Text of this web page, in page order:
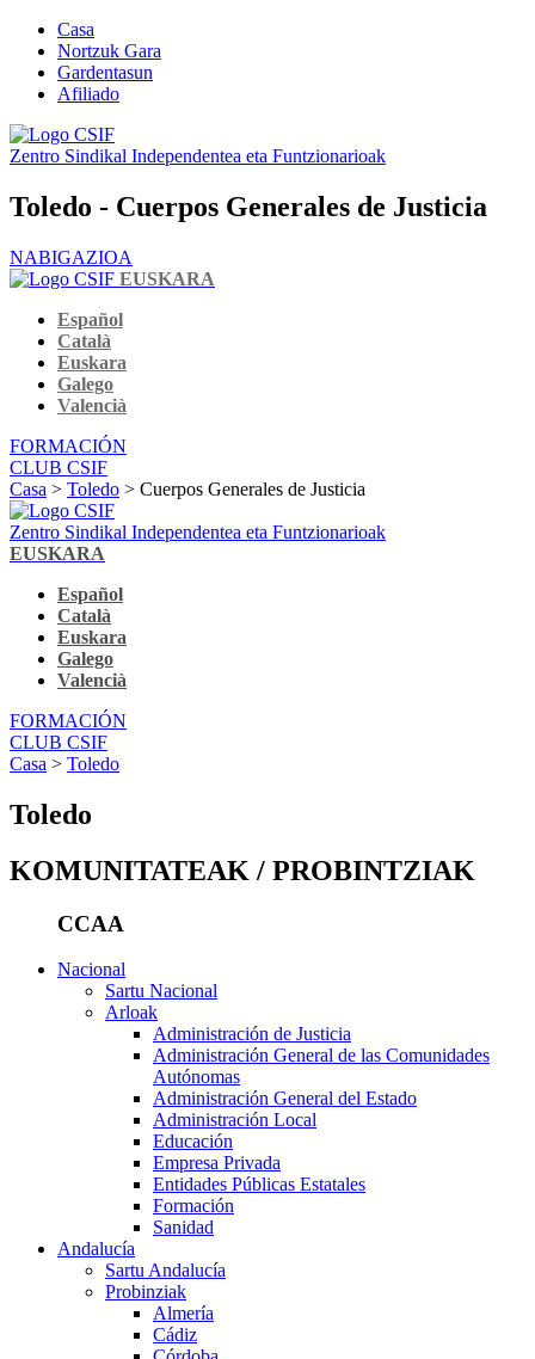
Casa
Nortzuk Gara
Gardentasun
Afiliado
Zentro Sindikal Independentea eta Funtzionarioak
Toledo - Cuerpos Generales de Justicia
NABIGAZIOA
EUSKARA
Español
Català
Euskara
Galego
Valencià
FORMACIÓN
CLUB CSIF
Casa > Toledo > Cuerpos Generales de Justicia
Zentro Sindikal Independentea eta Funtzionarioak
EUSKARA
Español
Català
Euskara
Galego
Valencià
FORMACIÓN
CLUB CSIF
Casa > Toledo
Toledo
KOMUNITATEAK / PROBINTZIAK
CCAA
Nacional
Sartu Nacional
Arloak
Administración de Justicia
Administración General de las Comunidades
Autónomas
Administración General del Estado
Administración Local
Educación
Empresa Privada
Entidades Públicas Estatales
Formación
Sanidad
Andalucía
Sartu Andalucía
Probinziak
Almería
Cádiz